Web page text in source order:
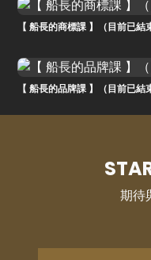
【 船長的商標課 】（目前已結
【 船長的品牌課 】（目前已結
期待